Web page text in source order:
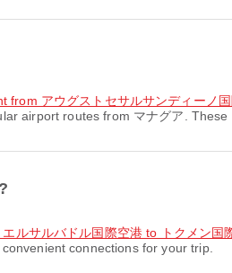
from アウグストセサルサンディーノ
airport routes from マナグア.
ルサルバドル国際空港 to トクメン国
connections for your trip.